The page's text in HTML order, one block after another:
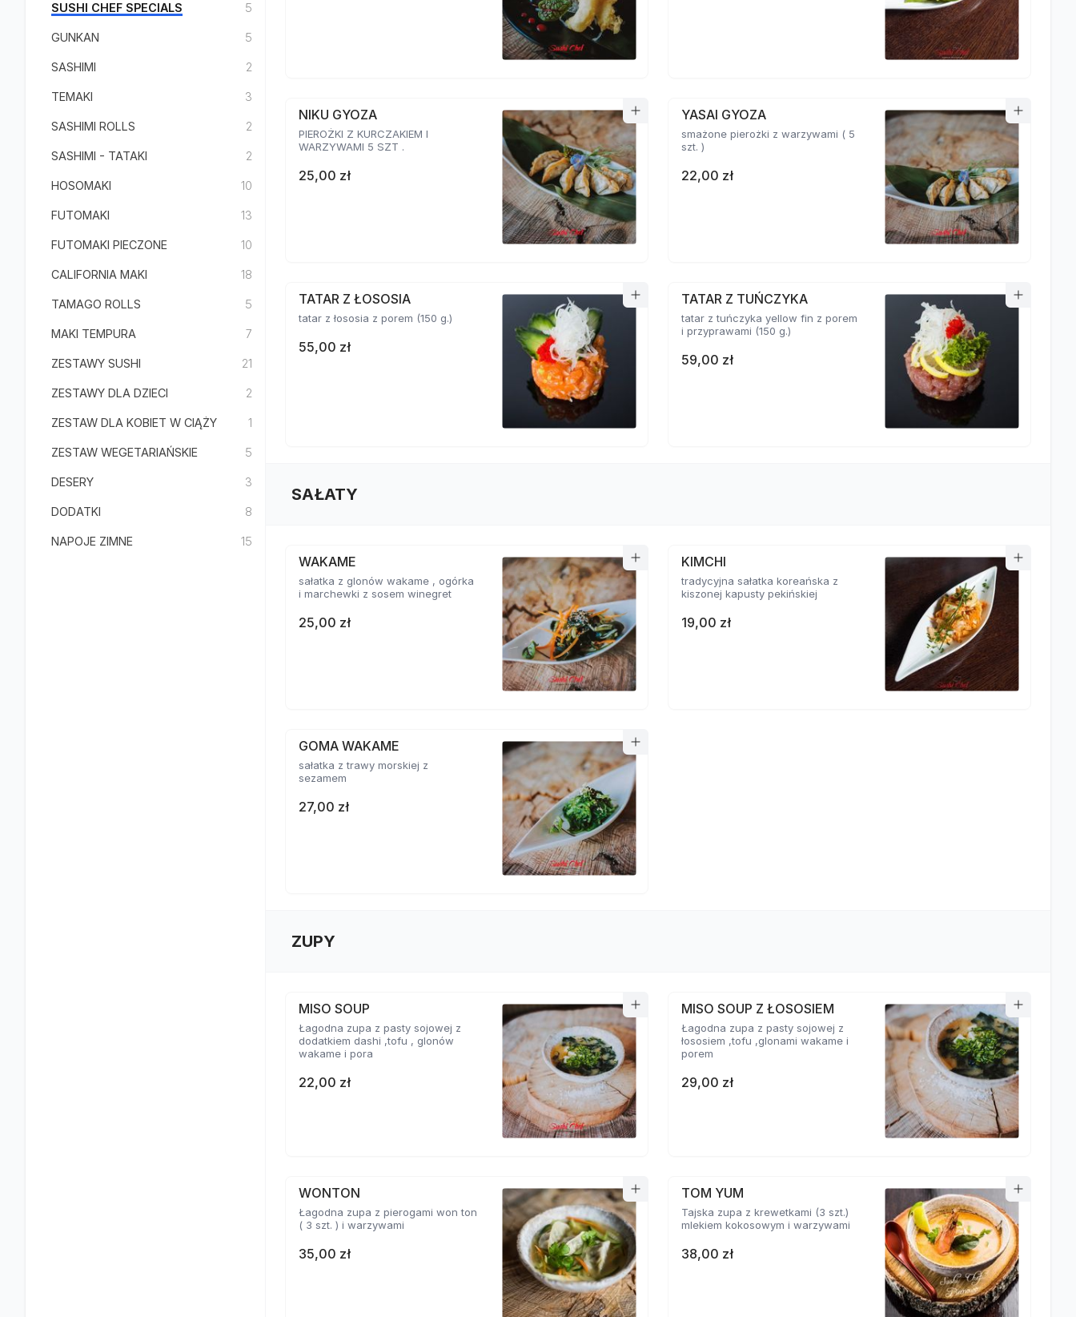
SUSHI CHEF SPECIALS 5
GUNKAN 5
SASHIMI 2
TEMAKI 3
SASHIMI ROLLS 2
SASHIMI - TATAKI 2
HOSOMAKI 10
FUTOMAKI 13
FUTOMAKI PIECZONE 10
CALIFORNIA MAKI 18
TAMAGO ROLLS 5
MAKI TEMPURA 7
ZESTAWY SUSHI 21
ZESTAWY DLA DZIECI 2
ZESTAW DLA KOBIET W CIĄŻY 1
ZESTAW WEGETARIAŃSKIE 5
DESERY 3
DODATKI 8
NAPOJE ZIMNE 15
NIKU GYOZA
PIEROŻKI Z KURCZAKIEM I
WARZYWAMI 5 SZT .
25,00 zł
YASAI GYOZA
smażone pierożki z warzywami ( 5
szt. )
22,00 zł
TATAR Z ŁOSOSIA
tatar z łososia z porem (150 g.)
55,00 zł
TATAR Z TUŃCZYKA
tatar z tuńczyka yellow fin z porem
i przyprawami (150 g.)
59,00 zł
SAŁATY
WAKAME
sałatka z glonów wakame , ogórka
i marchewki z sosem winegret
25,00 zł
KIMCHI
tradycyjna sałatka koreańska z
kiszonej kapusty pekińskiej
19,00 zł
GOMA WAKAME
sałatka z trawy morskiej z
sezamem
27,00 zł
ZUPY
MISO SOUP
Łagodna zupa z pasty sojowej z
dodatkiem dashi ,tofu , glonów
wakame i pora
22,00 zł
MISO SOUP Z ŁOSOSIEM
Łagodna zupa z pasty sojowej z
łososiem ,tofu ,glonami wakame i
porem
29,00 zł
WONTON
Łagodna zupa z pierogami won ton
( 3 szt. ) i warzywami
35,00 zł
TOM YUM
Tajska zupa z krewetkami (3 szt.)
mlekiem kokosowym i warzywami
38,00 zł